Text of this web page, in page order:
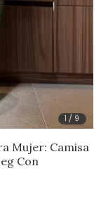
1 / 9
Mujer: Camisa
Con